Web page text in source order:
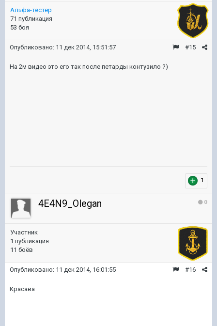
Альфа-тестер
71 публикация
53 боя
#15
Опубликовано: 11 дек 2014, 15:51:57
На 2м видео это его так после петарды контузило ?)
1
0
4E4N9_Olegan
Участник
1 публикация
11 боёв
#16
Опубликовано: 11 дек 2014, 16:01:55
Красава